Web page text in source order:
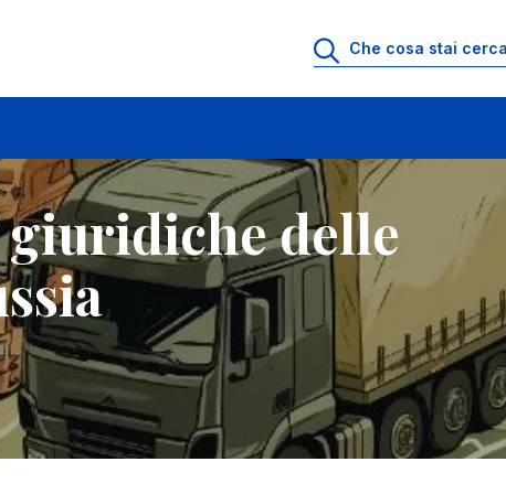
giuridiche delle